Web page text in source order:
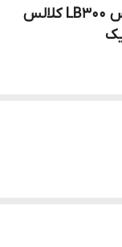
فلنج "2 ساکت ولد استلنس استیل کلاس LB300 کلالس